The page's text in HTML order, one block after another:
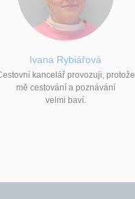
Ivana Rybiářová
kancelář provozuji, protože
mě cestování a poznávání
velmi baví.